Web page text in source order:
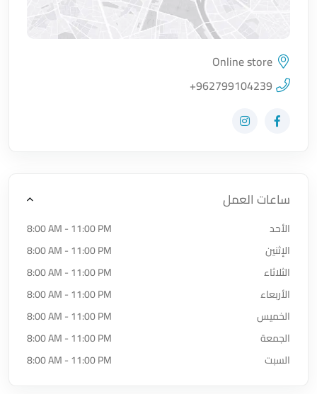
اضغط لتحميل الموقع
Online store
+962799104239
زيارة حساب المتجر على Facebook-f
زيارة حساب المتجر على Instagram
ساعات العمل
الأحد
8:00 AM - 11:00 PM
الإثنين
8:00 AM - 11:00 PM
الثلاثاء
8:00 AM - 11:00 PM
الأربعاء
8:00 AM - 11:00 PM
الخميس
8:00 AM - 11:00 PM
الجمعة
8:00 AM - 11:00 PM
السبت
8:00 AM - 11:00 PM